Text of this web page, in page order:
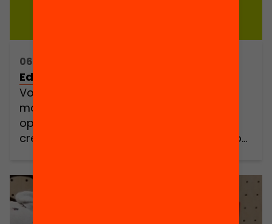
06/05/2016 16:00h - 18:00h
Edulab: Viu l’Educació Maker!
Vols saber com transformar cada
moment de la vida escolar en una
oportunitat per als alumnes d’esdevenir
creadors? Vols aprendre com l’educació
tecnologia, les matemàtiques, la música o
el cinema mitjançant les creacions dels